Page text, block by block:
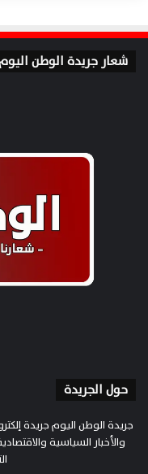
شعار جريدة الوطن
حول الجريدة
جريدة الوطن اليوم جريدة
والأخبار السياسية